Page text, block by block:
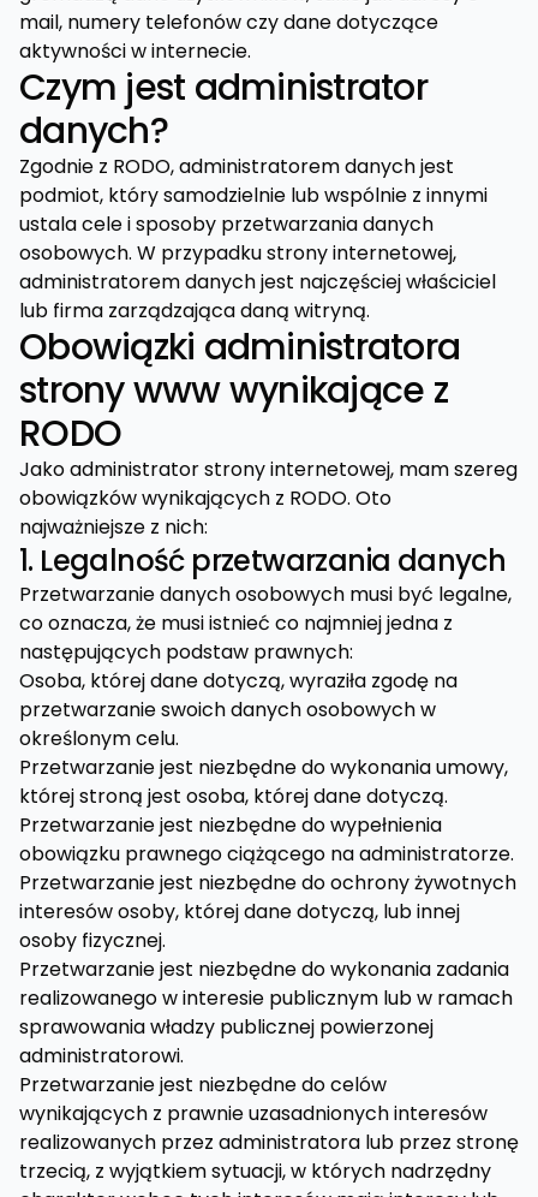
mail, numery telefonów czy dane dotyczące
aktywności w internecie.
Czym jest administrator
danych?
Zgodnie z RODO, administratorem danych jest
podmiot, który samodzielnie lub wspólnie z innymi
ustala cele i sposoby przetwarzania danych
osobowych. W przypadku strony internetowej,
administratorem danych jest najczęściej właściciel
lub firma zarządzająca daną witryną.
Obowiązki administratora
strony www wynikające z
RODO
Jako administrator strony internetowej, mam szereg
obowiązków wynikających z RODO. Oto
najważniejsze z nich:
1. Legalność przetwarzania danych
Przetwarzanie danych osobowych musi być legalne,
co oznacza, że musi istnieć co najmniej jedna z
następujących podstaw prawnych:
Osoba, której dane dotyczą, wyraziła zgodę na
przetwarzanie swoich danych osobowych w
określonym celu.
Przetwarzanie jest niezbędne do wykonania umowy,
której stroną jest osoba, której dane dotyczą.
Przetwarzanie jest niezbędne do wypełnienia
obowiązku prawnego ciążącego na administratorze.
Przetwarzanie jest niezbędne do ochrony żywotnych
interesów osoby, której dane dotyczą, lub innej
osoby fizycznej.
Przetwarzanie jest niezbędne do wykonania zadania
realizowanego w interesie publicznym lub w ramach
sprawowania władzy publicznej powierzonej
administratorowi.
Przetwarzanie jest niezbędne do celów
wynikających z prawnie uzasadnionych interesów
realizowanych przez administratora lub przez stronę
trzecią, z wyjątkiem sytuacji, w których nadrzędny